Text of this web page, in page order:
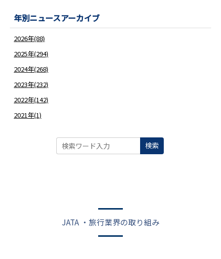
年別ニュースアーカイブ
2026年(88)
2025年(294)
2024年(268)
2023年(232)
2022年(142)
2021年(1)
検索
JATA ・旅行業界の取り組み